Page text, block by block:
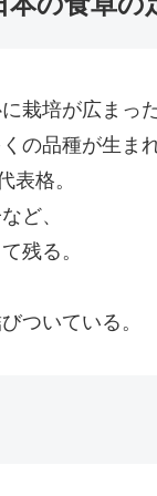
栽培が広まった
の品種が生まれ
表格。
ど、
残る。
ついている。